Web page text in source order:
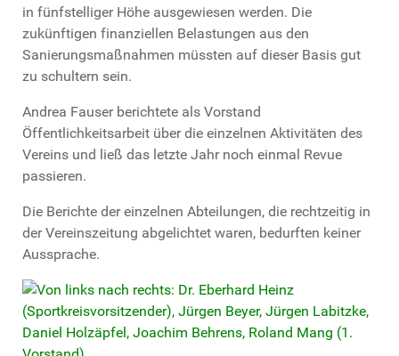
in fünfstelliger Höhe ausgewiesen werden. Die
zukünftigen finanziellen Belastungen aus den
Sanierungsmaßnahmen müssten auf dieser Basis gut
zu schultern sein.
Andrea Fauser berichtete als Vorstand
Öffentlichkeitsarbeit über die einzelnen Aktivitäten des
Vereins und ließ das letzte Jahr noch einmal Revue
passieren.
Die Berichte der einzelnen Abteilungen, die rechtzeitig in
der Vereinszeitung abgelichtet waren, bedurften keiner
Aussprache.